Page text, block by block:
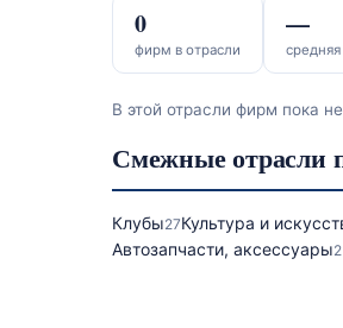
фирм в отрасли
0 —
В этой отрасли фирм пока
Смежные отрасли
Клубы27Культура и
Автозапчасти, аксессуары2